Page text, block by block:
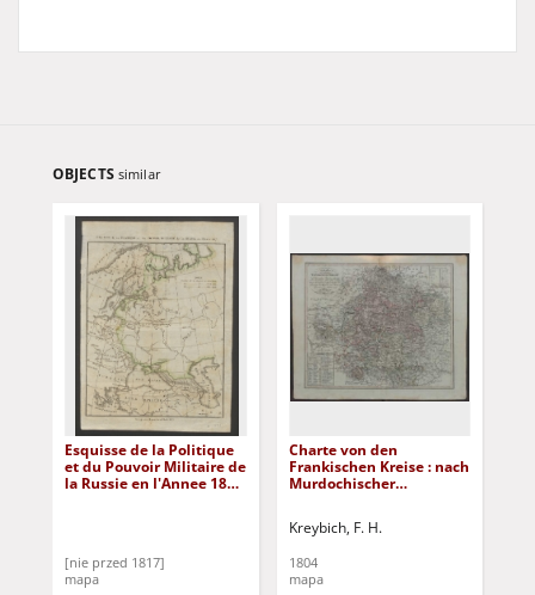
OBJECTS similar
Esquisse de la Politique
et du Pouvoir Militaire de
la Russie en l'Annee 1817
[nie przed 1817]
mapa
Charte von den
Frankischen Kreise : nach
Murdochischer
astronomischen
nach den neuesten
politischen
Kreybich, F. H.
1804
mapa